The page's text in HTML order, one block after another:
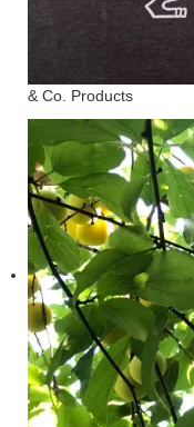
& Co. Products